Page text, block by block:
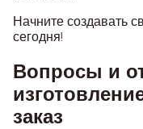
Начните создавать
сегодня!
Вопросы и
заказ